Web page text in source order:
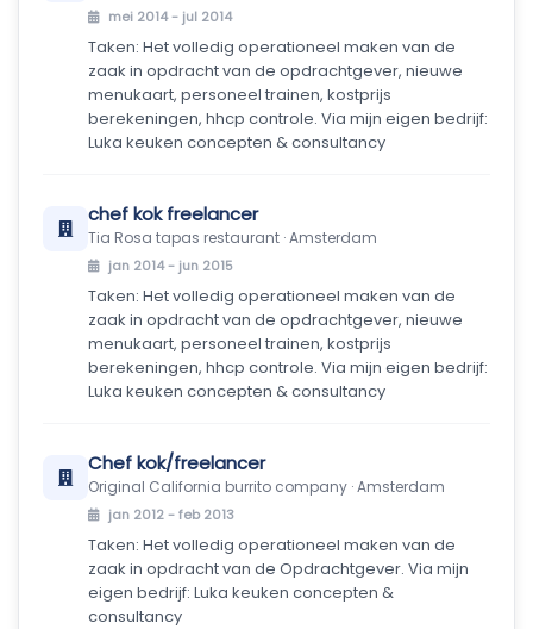
mei 2014 - jul 2014
Taken: Het volledig operationeel maken van de
zaak in opdracht van de opdrachtgever, nieuwe
menukaart, personeel trainen, kostprijs
berekeningen, hhcp controle. Via mijn eigen bedrijf:
Luka keuken concepten & consultancy
chef kok freelancer
Tia Rosa tapas restaurant · Amsterdam
jan 2014 - jun 2015
Taken: Het volledig operationeel maken van de
zaak in opdracht van de opdrachtgever, nieuwe
menukaart, personeel trainen, kostprijs
berekeningen, hhcp controle. Via mijn eigen bedrijf:
Luka keuken concepten & consultancy
Chef kok/freelancer
Original California burrito company · Amsterdam
jan 2012 - feb 2013
Taken: Het volledig operationeel maken van de
zaak in opdracht van de Opdrachtgever. Via mijn
eigen bedrijf: Luka keuken concepten &
consultancy